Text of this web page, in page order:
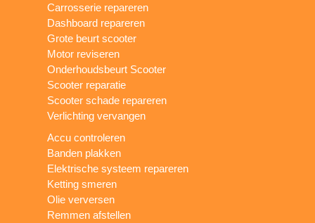
Carrosserie repareren
Dashboard repareren
Grote beurt scooter
Motor reviseren
Onderhoudsbeurt Scooter
Scooter reparatie
Scooter schade repareren
Verlichting vervangen
Accu controleren
Banden plakken
Elektrische systeem repareren
Ketting smeren
Olie verversen
Remmen afstellen